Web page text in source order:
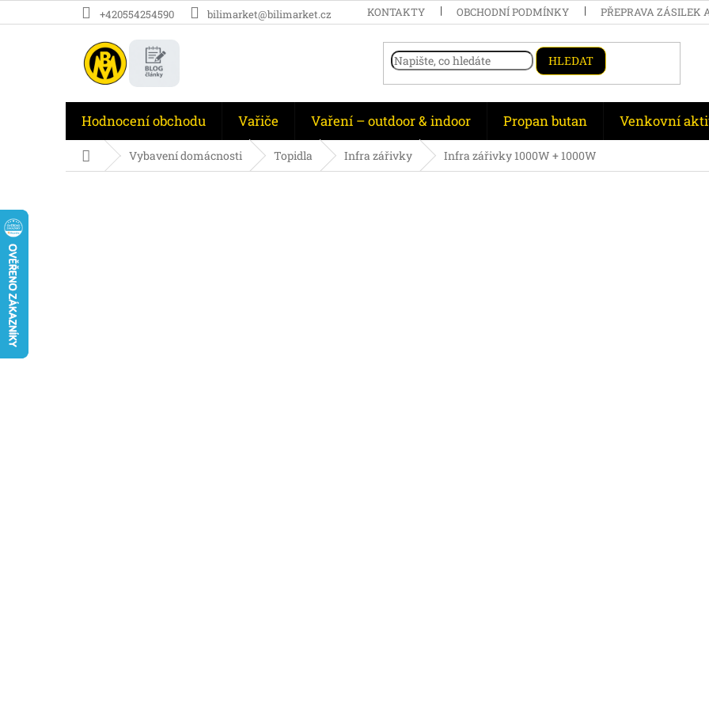
na
+420554254590 bilimarket@bilimarket.cz KONTAKTY OBCHODNÍ PODMÍNKY PŘEPRAVA ZÁSILEK A
HLEDAT
Hodnocení obchodu Vařiče Vaření – outdoor & indoor Propan butan Venkovní
Domů Vybavení domácnosti Topidla Infra zářivky Infra zářivky 1000W + 1000W